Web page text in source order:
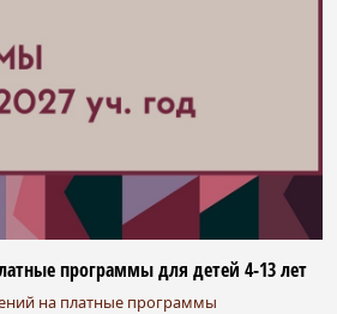
программы для детей 4-13 лет
на платные программы